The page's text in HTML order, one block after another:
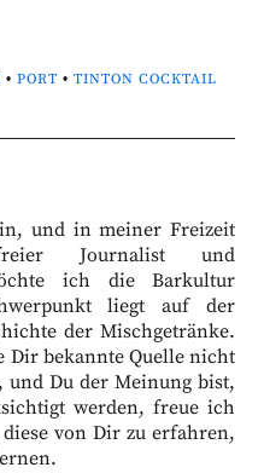
• PORT • TINTON COCKTAIL
und in meiner Freizeit
Journalist und
ich die Barkultur
liegt auf der
der Mischgetränke.
Dir bekannte Quelle nicht
und Du der Meinung bist,
werden, freue ich
von Dir zu erfahren,